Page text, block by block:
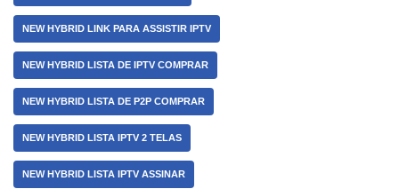
NEW HYBRID LINK PARA ASSISTIR IPTV
NEW HYBRID LISTA DE IPTV COMPRAR
NEW HYBRID LISTA DE P2P COMPRAR
NEW HYBRID LISTA IPTV 2 TELAS
NEW HYBRID LISTA IPTV ASSINAR